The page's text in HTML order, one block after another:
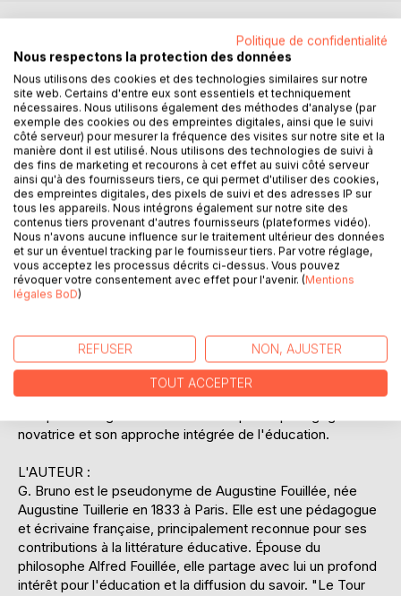
RÉSUMÉ :
"Le Tour de la France par deux enfants" est un ouvrage
incontournable de la littérature éducative française, publié
pour la première fois en 1877. Ce livre, écrit par Augustine
Fouillée sous le pseudonyme de G. Bruno, est conçu
comme un manuel de lecture scolaire. Il suit l'itinéraire de
deux jeunes frères, André et Julien, qui parcourent la
France à la recherche de leur oncle après la mort de leur
père. À travers leur voyage, les lecteurs découvrent les
richesses géographiques, historiques et culturelles des
différentes régions françaises. Chaque étape du voyage
est l'occasion d'apprendre des leçons de choses, de
civisme et de morale. Ce récit initiatique, tout en étant une
pour enseigner aux écoliers les valeurs de la République, la
diversité du patrimoine français et les principes de la
science. Le livre a connu un immense succès et a été
utilisé dans les écoles pendant plusieurs décennies,
novatrice et son approche intégrée de l'éducation.
L'AUTEUR :
G. Bruno est le pseudonyme de Augustine Fouillée, née
Augustine Tuillerie en 1833 à Paris. Elle est une pédagogue
et écrivaine française, principalement reconnue pour ses
contributions à la littérature éducative. Épouse du
philosophe Alfred Fouillée, elle partage avec lui un profond
intérêt pour l'éducation et la diffusion du savoir. "Le Tour
Politique de confidentialité
Nous respectons la protection des données
Nous utilisons des cookies et des technologies similaires sur notre
site web. Certains d'entre eux sont essentiels et techniquement
nécessaires. Nous utilisons également des méthodes d'analyse (par
exemple des cookies ou des empreintes digitales, ainsi que le suivi
côté serveur) pour mesurer la fréquence des visites sur notre site et la
manière dont il est utilisé. Nous utilisons des technologies de suivi à
des fins de marketing et recourons à cet effet au suivi côté serveur
ainsi qu'à des fournisseurs tiers, ce qui permet d'utiliser des cookies,
des empreintes digitales, des pixels de suivi et des adresses IP sur
tous les appareils. Nous intégrons également sur notre site des
contenus tiers provenant d'autres fournisseurs (plateformes vidéo).
Nous n'avons aucune influence sur le traitement ultérieur des données
et sur un éventuel tracking par le fournisseur tiers. Par votre réglage,
vous acceptez les processus décrits ci-dessus. Vous pouvez
révoquer votre consentement avec effet pour l'avenir. (Mentions
légales BoD)
REFUSER NON, AJUSTER
TOUT ACCEPTER